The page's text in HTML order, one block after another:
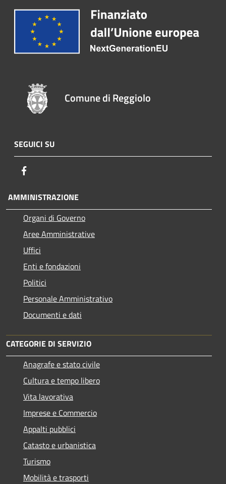
Comune di Reggiolo
SEGUICI SU
AMMINISTRAZIONE
Organi di Governo
Aree Amministrative
Uffici
Enti e fondazioni
Politici
Personale Amministrativo
Documenti e dati
CATEGORIE DI SERVIZIO
Anagrafe e stato civile
Cultura e tempo libero
Vita lavorativa
Imprese e Commercio
Appalti pubblici
Catasto e urbanistica
Turismo
Mobilità e trasporti